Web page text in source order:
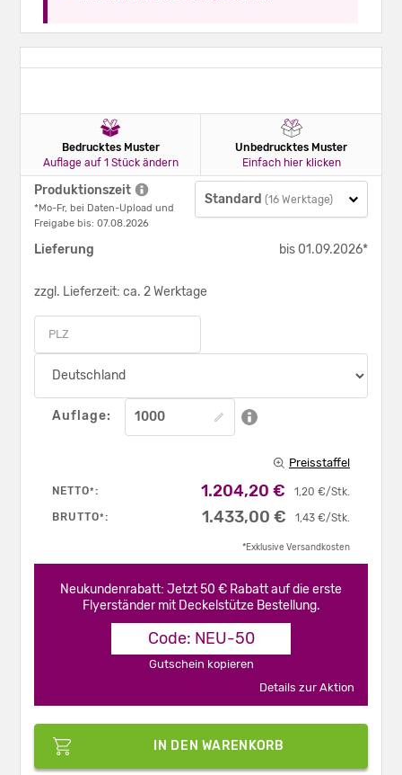
Bedrucktes Muster
Auflage auf 1 Stück ändern
Unbedrucktes Muster
Einfach hier klicken
Produktionszeit
*Mo-Fr, bei Daten-Upload und
Freigabe bis: 07.08.2026
Standard (16 Werktage)
Lieferung bis 01.09.2026*
zzgl. Lieferzeit: ca. 2 Werktage
Auflage:
Preisstaffel
NETTO*: 1,20 €/Stk.
1.204,20 €
BRUTTO*: 1,43 €/Stk.
1.433,00 €
*Exklusive Versandkosten
Neukundenrabatt: Jetzt 50 € Rabatt auf die erste
Flyerständer mit Deckelstütze Bestellung.
Code: NEU-50
Gutschein kopieren
Details zur Aktion
IN DEN WARENKORB